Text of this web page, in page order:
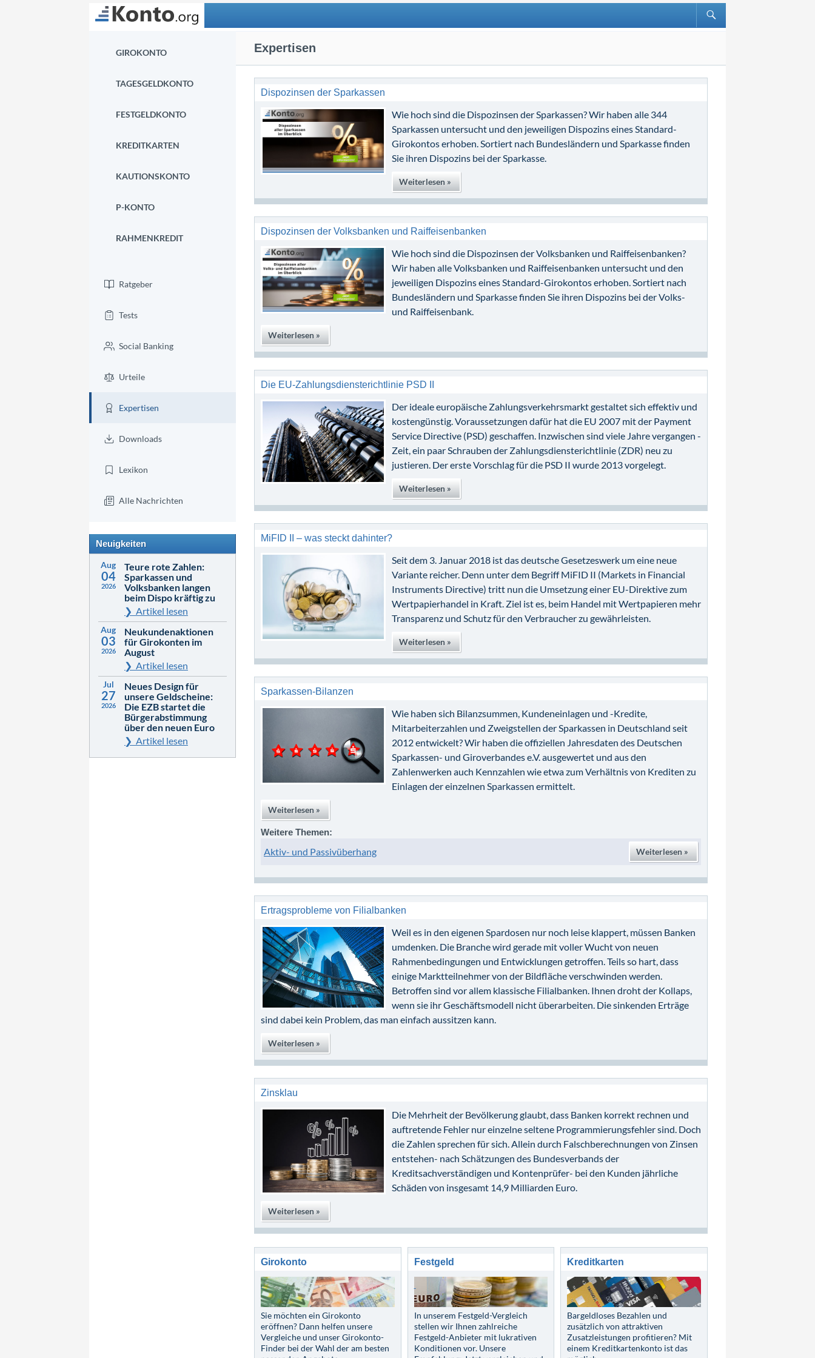
Suchen
Expertisen
Dispozinsen der Sparkassen
Wie hoch sind die Dispozinsen der Sparkassen? Wir haben alle 344
Sparkassen untersucht und den jeweiligen Dispozins eines Standard-
Girokontos erhoben. Sortiert nach Bundesländern und Sparkasse finden
Sie ihren Dispozins bei der Sparkasse.
Weiterlesen »
Dispozinsen der Volksbanken und Raiffeisenbanken
Wie hoch sind die Dispozinsen der Volksbanken und Raiffeisenbanken?
Wir haben alle Volksbanken und Raiffeisenbanken untersucht und den
jeweiligen Dispozins eines Standard-Girokontos erhoben. Sortiert nach
Bundesländern und Sparkasse finden Sie ihren Dispozins bei der Volks-
und Raiffeisenbank.
Weiterlesen »
Die EU-Zahlungsdiensterichtlinie PSD II
Der ideale europäische Zahlungsverkehrsmarkt gestaltet sich effektiv und
kostengünstig. Voraussetzungen dafür hat die EU 2007 mit der Payment
Service Directive (PSD) geschaffen. Inzwischen sind viele Jahre vergangen -
Zeit, ein paar Schrauben der Zahlungsdiensterichtlinie (ZDR) neu zu
justieren. Der erste Vorschlag für die PSD II wurde 2013 vorgelegt.
Weiterlesen »
MiFID II – was steckt dahinter?
Seit dem 3. Januar 2018 ist das deutsche Gesetzeswerk um eine neue
Variante reicher. Denn unter dem Begriff MiFID II (Markets in Financial
Instruments Directive) tritt nun die Umsetzung einer EU-Direktive zum
Wertpapierhandel in Kraft. Ziel ist es, beim Handel mit Wertpapieren mehr
Transparenz und Schutz für den Verbraucher zu gewährleisten.
Weiterlesen »
Sparkassen-Bilanzen
Wie haben sich Bilanzsummen, Kundeneinlagen und -Kredite,
Mitarbeiterzahlen und Zweigstellen der Sparkassen in Deutschland seit
2012 entwickelt? Wir haben die offiziellen Jahresdaten des Deutschen
Sparkassen- und Giroverbandes e.V. ausgewertet und aus den
Zahlenwerken auch Kennzahlen wie etwa zum Verhältnis von Krediten zu
Einlagen der einzelnen Sparkassen ermittelt.
Weiterlesen »
Weitere Themen:
Aktiv- und Passivüberhang Weiterlesen »
Ertragsprobleme von Filialbanken
Weil es in den eigenen Spardosen nur noch leise klappert, müssen Banken
umdenken. Die Branche wird gerade mit voller Wucht von neuen
Rahmenbedingungen und Entwicklungen getroffen. Teils so hart, dass
einige Marktteilnehmer von der Bildfläche verschwinden werden.
Betroffen sind vor allem klassische Filialbanken. Ihnen droht der Kollaps,
wenn sie ihr Geschäftsmodell nicht überarbeiten. Die sinkenden Erträge
sind dabei kein Problem, das man einfach aussitzen kann.
Weiterlesen »
Zinsklau
Die Mehrheit der Bevölkerung glaubt, dass Banken korrekt rechnen und
auftretende Fehler nur einzelne seltene Programmierungsfehler sind. Doch
die Zahlen sprechen für sich. Allein durch Falschberechnungen von Zinsen
entstehen- nach Schätzungen des Bundesverbands der
Kreditsachverständigen und Kontenprüfer- bei den Kunden jährliche
Schäden von insgesamt 14,9 Milliarden Euro.
Weiterlesen »
Girokonto
Sie möchten ein Girokonto
eröffnen? Dann helfen unsere
Vergleiche und unser Girokonto-
Finder bei der Wahl der am besten
Festgeld
In unserem Festgeld-Vergleich
stellen wir Ihnen zahlreiche
Festgeld-Anbieter mit lukrativen
Konditionen vor. Unsere
Kreditkarten
Bargeldloses Bezahlen und
zusätzlich von attraktiven
Zusatzleistungen profitieren? Mit
einem Kreditkartenkonto ist das
GIROKONTO
TAGESGELDKONTO
FESTGELDKONTO
KREDITKARTEN
KAUTIONSKONTO
P-KONTO
RAHMENKREDIT
Ratgeber
Tests
Social Banking
Urteile
Expertisen
Downloads
Lexikon
Alle Nachrichten
Neuigkeiten
Teure rote Zahlen:
Sparkassen und
Volksbanken langen
beim Dispo kräftig zu
Artikel lesen
Aug
04
2026
Neukundenaktionen
für Girokonten im
August
Artikel lesen
Aug
03
2026
Neues Design für
unsere Geldscheine:
Die EZB startet die
Bürgerabstimmung
über den neuen Euro
Artikel lesen
Jul
27
2026